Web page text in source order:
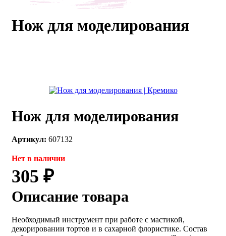
106
256-54-
Нож для моделирования
Нож для моделирования
Артикул: 607132
Нет в наличии
305 ₽
Описание товара
Необходимый инструмент при работе с мастикой,
декорировании тортов и в сахарной флористике. Состав